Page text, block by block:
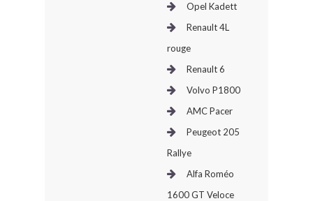
Opel Kadett
Renault 4L
rouge
Renault 6
Volvo P1800
AMC Pacer
Peugeot 205
Rallye
Alfa Roméo
1600 GT Veloce